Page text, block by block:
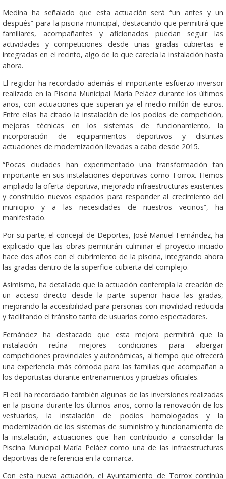
Medina ha señalado que esta actuación será “un antes y un
después” para la piscina municipal, destacando que permitirá que
familiares, acompañantes y aficionados puedan seguir las
actividades y competiciones desde unas gradas cubiertas e
integradas en el recinto, algo de lo que carecía la instalación hasta
ahora.
El regidor ha recordado además el importante esfuerzo inversor
realizado en la Piscina Municipal María Peláez durante los últimos
años, con actuaciones que superan ya el medio millón de euros.
Entre ellas ha citado la instalación de los podios de competición,
mejoras técnicas en los sistemas de funcionamiento, la
incorporación de equipamientos deportivos y distintas
actuaciones de modernización llevadas a cabo desde 2015.
“Pocas ciudades han experimentado una transformación tan
importante en sus instalaciones deportivas como Torrox. Hemos
ampliado la oferta deportiva, mejorado infraestructuras existentes
y construido nuevos espacios para responder al crecimiento del
municipio y a las necesidades de nuestros vecinos”, ha
manifestado.
Por su parte, el concejal de Deportes, José Manuel Fernández, ha
explicado que las obras permitirán culminar el proyecto iniciado
hace dos años con el cubrimiento de la piscina, integrando ahora
las gradas dentro de la superficie cubierta del complejo.
Asimismo, ha detallado que la actuación contempla la creación de
un acceso directo desde la parte superior hacia las gradas,
mejorando la accesibilidad para personas con movilidad reducida
y facilitando el tránsito tanto de usuarios como espectadores.
Fernández ha destacado que esta mejora permitirá que la
instalación reúna mejores condiciones para albergar
competiciones provinciales y autonómicas, al tiempo que ofrecerá
una experiencia más cómoda para las familias que acompañan a
los deportistas durante entrenamientos y pruebas oficiales.
El edil ha recordado también algunas de las inversiones realizadas
en la piscina durante los últimos años, como la renovación de los
vestuarios, la instalación de podios homologados y la
modernización de los sistemas de suministro y funcionamiento de
la instalación, actuaciones que han contribuido a consolidar la
Piscina Municipal María Peláez como una de las infraestructuras
deportivas de referencia en la comarca.
Con esta nueva actuación, el Ayuntamiento de Torrox continúa